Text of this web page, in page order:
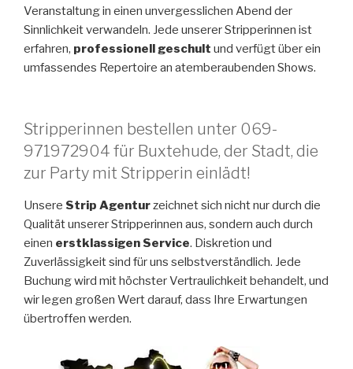
Veranstaltung in einen unvergesslichen Abend der
Sinnlichkeit verwandeln. Jede unserer Stripperinnen ist
erfahren, professionell geschult und verfügt über ein
umfassendes Repertoire an atemberaubenden Shows.
Stripperinnen bestellen unter 069-
971972904 für Buxtehude, der Stadt, die
zur Party mit Stripperin einlädt!
Unsere Strip Agenturzeichnet sich nicht nur durch die
Qualität unserer Stripperinnen aus, sondern auch durch
einen erstklassigen Service. Diskretion und
Zuverlässigkeit sind für uns selbstverständlich. Jede
Buchung wird mit höchster Vertraulichkeit behandelt, und
wir legen großen Wert darauf, dass Ihre Erwartungen
übertroffen werden.